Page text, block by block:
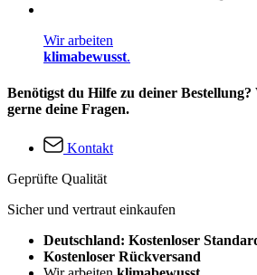
Wir arbeiten
klimabewusst.
Benötigst du Hilfe zu deiner
gerne deine Fragen.
Kontakt
Geprüfte Qualität
Sicher und vertraut einkaufen
Deutschland: Kostenloser
Kostenloser Rückversand